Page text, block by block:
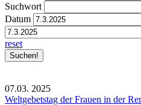
Suchwort
Datum
reset
07.03. 2025
Weltgebetstag der Frauen in der